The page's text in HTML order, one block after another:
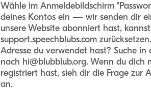
Wähle im Anmeldebildschirm
deines Kontos ein — wir senden dir
unsere Website abonniert hast,
support.speechblubs.com
Adresse du verwendet hast? Suche in
nach hi@blubblub.org. Wenn du dich
registriert hast, sieh dir die Frage zur
an.